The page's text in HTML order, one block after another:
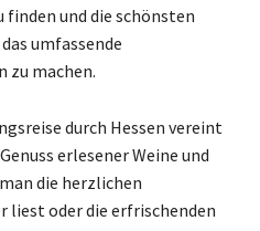
und die schönsten
umfassende
zu machen.
durch Hessen vereint
erlesener Weine und
die herzlichen
liest oder die erfrischenden